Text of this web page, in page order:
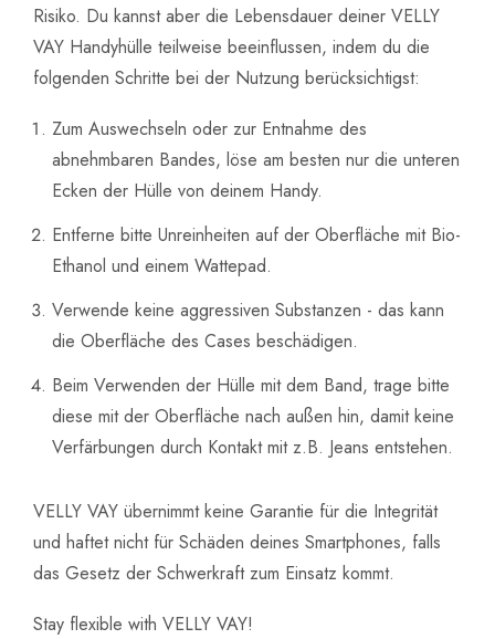
Risiko. Du kannst aber die Lebensdauer deiner VELLY
VAY Handyhülle teilweise beeinflussen, indem du die
folgenden Schritte bei der Nutzung berücksichtigst:
Zum Auswechseln oder zur Entnahme des
abnehmbaren Bandes, löse am besten nur die unteren
Ecken der Hülle von deinem Handy.
Entferne bitte Unreinheiten auf der Oberfläche mit Bio-
Ethanol und einem Wattepad.
Verwende keine aggressiven Substanzen - das kann
die Oberfläche des Cases beschädigen.
Beim Verwenden der Hülle mit dem Band, trage bitte
diese mit der Oberfläche nach außen hin, damit keine
Verfärbungen durch Kontakt mit z.B. Jeans entstehen.
VELLY VAY übernimmt keine Garantie für die Integrität
und haftet nicht für Schäden deines Smartphones, falls
das Gesetz der Schwerkraft zum Einsatz kommt.
Stay flexible with VELLY VAY!